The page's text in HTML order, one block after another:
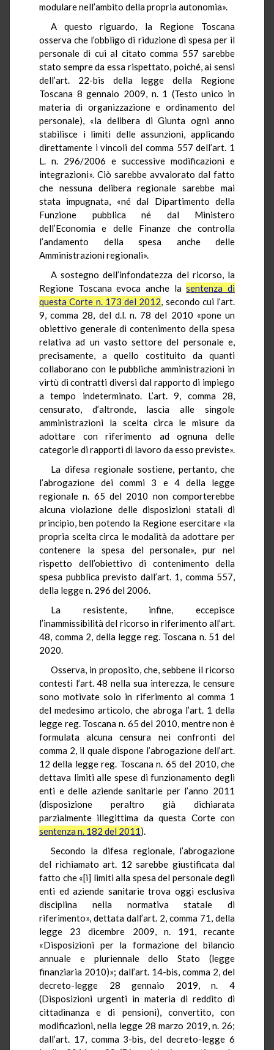
modulare nell’ambito della propria autonomia».
A questo riguardo, la Regione Toscana
osserva che l’obbligo di riduzione di spesa per il
personale di cui al citato comma 557 sarebbe
stato sempre da essa rispettato, poiché, ai sensi
dell’art. 22-bis della legge della Regione
Toscana 8 gennaio 2009, n. 1 (Testo unico in
materia di organizzazione e ordinamento del
personale), «la delibera di Giunta ogni anno
stabilisce i limiti delle assunzioni, applicando
direttamente i vincoli del comma 557 dell’art. 1
L. n. 296/2006 e successive modificazioni e
integrazioni». Ciò sarebbe avvalorato dal fatto
che nessuna delibera regionale sarebbe mai
stata impugnata, «né dal Dipartimento della
Funzione pubblica né dal Ministero
dell’Economia e delle Finanze che controlla
l’andamento della spesa anche delle
Amministrazioni regionali».
A sostegno dell’infondatezza del ricorso, la
Regione Toscana evoca anche lasentenza di
questa Corte n. 173 del 2012, secondo cui l’art.
9, comma 28, del d.l. n. 78 del 2010 «pone un
obiettivo generale di contenimento della spesa
relativa ad un vasto settore del personale e,
precisamente, a quello costituito da quanti
collaborano con le pubbliche amministrazioni in
virtù di contratti diversi dal rapporto di impiego
a tempo indeterminato. L’art. 9, comma 28,
censurato, d’altronde, lascia alle singole
amministrazioni la scelta circa le misure da
adottare con riferimento ad ognuna delle
categorie di rapporti di lavoro da esso previste».
La difesa regionale sostiene, pertanto, che
l’abrogazione dei commi 3 e 4 della legge
regionale n. 65 del 2010 non comporterebbe
alcuna violazione delle disposizioni statali di
principio, ben potendo la Regione esercitare «la
propria scelta circa le modalità da adottare per
contenere la spesa del personale», pur nel
rispetto dell’obiettivo di contenimento della
spesa pubblica previsto dall’art. 1, comma 557,
della legge n. 296 del 2006.
La resistente, infine, eccepisce
l’inammissibilità del ricorso in riferimento all’art.
48, comma 2, della legge reg. Toscana n. 51 del
2020.
Osserva, in proposito, che, sebbene il ricorso
contesti l’art. 48 nella sua interezza, le censure
sono motivate solo in riferimento al comma 1
del medesimo articolo, che abroga l’art. 1 della
legge reg. Toscana n. 65 del 2010, mentre non è
formulata alcuna censura nei confronti del
comma 2, il quale dispone l’abrogazione dell’art.
12 della legge reg. Toscana n. 65 del 2010, che
dettava limiti alle spese di funzionamento degli
enti e delle aziende sanitarie per l’anno 2011
(disposizione peraltro già dichiarata
parzialmente illegittima da questa Corte con
sentenza n. 182 del 2011).
Secondo la difesa regionale, l’abrogazione
del richiamato art. 12 sarebbe giustificata dal
fatto che «[i] limiti alla spesa del personale degli
enti ed aziende sanitarie trova oggi esclusiva
disciplina nella normativa statale di
riferimento», dettata dall’art. 2, comma 71, della
legge 23 dicembre 2009, n. 191, recante
«Disposizioni per la formazione del bilancio
annuale e pluriennale dello Stato (legge
finanziaria 2010)»; dall’art. 14-bis, comma 2, del
decreto-legge 28 gennaio 2019, n. 4
(Disposizioni urgenti in materia di reddito di
cittadinanza e di pensioni), convertito, con
modificazioni, nella legge 28 marzo 2019, n. 26;
dall’art. 17, comma 3-bis, del decreto-legge 6